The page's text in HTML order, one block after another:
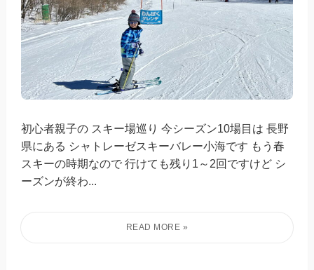
初心者親子の スキー場巡り 今シーズン10場目は 長野
県にある シャトレーゼスキーバレー小海です もう春
スキーの時期なので 行けても残り1～2回ですけど シ
ーズンが終わ...